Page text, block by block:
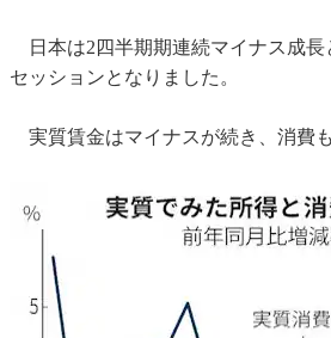
日本は2四半期期連続マイナス成長
セッションとなりました。
実質賃金はマイナスが続き、消費も